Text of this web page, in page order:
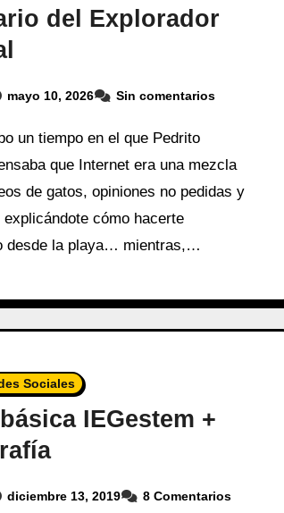
del Explorador
mayo 10, 2026 Sin comentarios
un tiempo en el que Pedrito
que Internet era una mezcla
de gatos, opiniones no pedidas y
explicándote cómo hacerte
desde la playa… mientras,…
Sociales
IEGestem +
diciembre 13, 2019 8 Comentarios